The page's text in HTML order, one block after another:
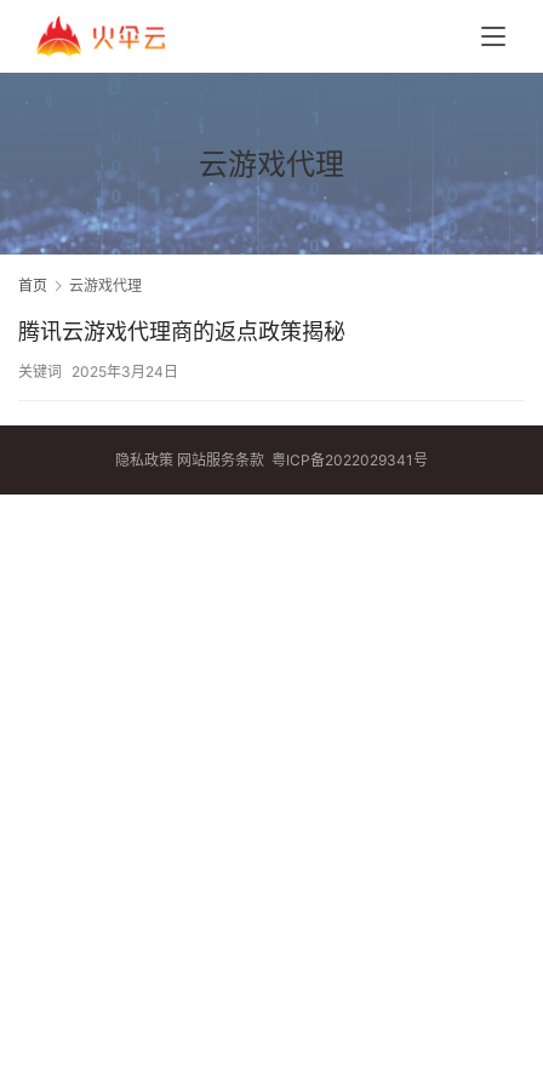
云游戏代理
首页 云游戏代理
腾讯云游戏代理商的返点政策揭秘
关键词 2025年3月24日
隐私政策 网站服务条款 粤ICP备2022029341号